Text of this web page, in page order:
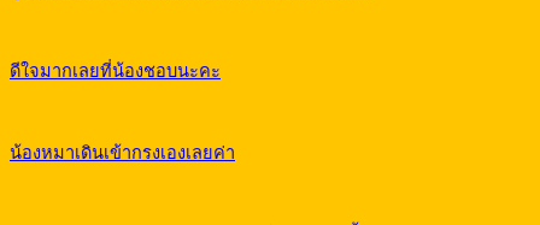
ดีใจมากเลยที่น้องชอบนะคะ
น้องหมาเดินเข้ากรงเองเลยค่า